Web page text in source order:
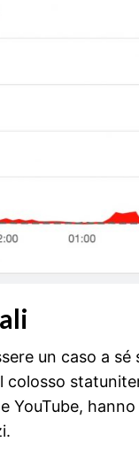
un caso a
YouTube,